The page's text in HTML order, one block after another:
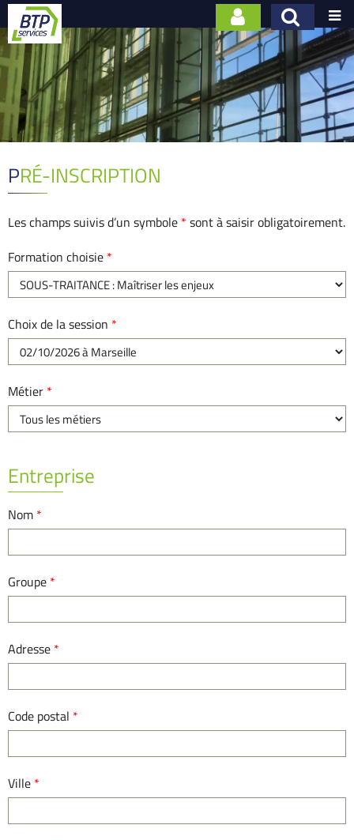

PRÉ-INSCRIPTION
Les champs suivis d’un symbole * sont à saisir obligatoirement.
Formation choisie *
Choix de la session *
Métier *
Entreprise
Nom *
Groupe *
Adresse *
Code postal *
Ville *